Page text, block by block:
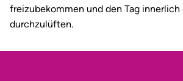
freizubekommen und den Tag innerlich
durchzulüften.